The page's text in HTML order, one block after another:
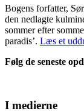
Bogens forfatter,
den nedlagte
sommer efter
paradis’. Læs et
Følg de seneste
I medierne